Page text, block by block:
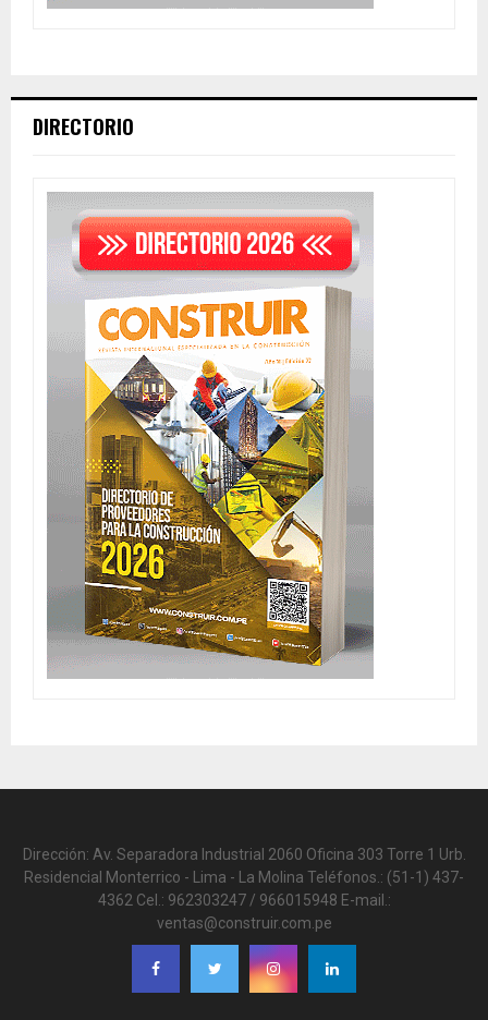
DIRECTORIO
Dirección: Av. Separadora Industrial 2060 Oficina 303 Torre 1 Urb.
Residencial Monterrico - Lima - La Molina Teléfonos.: (51-1) 437-
4362 Cel.: 962303247 / 966015948 E-mail.:
ventas@construir.com.pe